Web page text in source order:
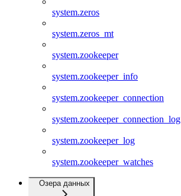
system.zeros
system.zeros_mt
system.zookeeper
system.zookeeper_info
system.zookeeper_connection
system.zookeeper_connection_log
system.zookeeper_log
system.zookeeper_watches
Озера данных